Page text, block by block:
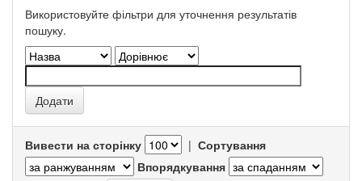
Використовуйте фільтри для уточнення результатів
пошуку.
Вивести на сторінку | Сортування
Впорядкування